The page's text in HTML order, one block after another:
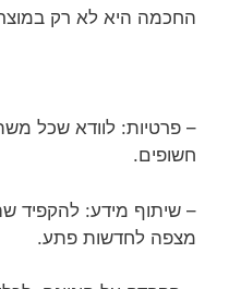
החכמה היא לא רק
– פרטיות: לוודא שכל
חשופים.
– שיתוף מידע: להקפיד
מצפה לחדשות פתע.